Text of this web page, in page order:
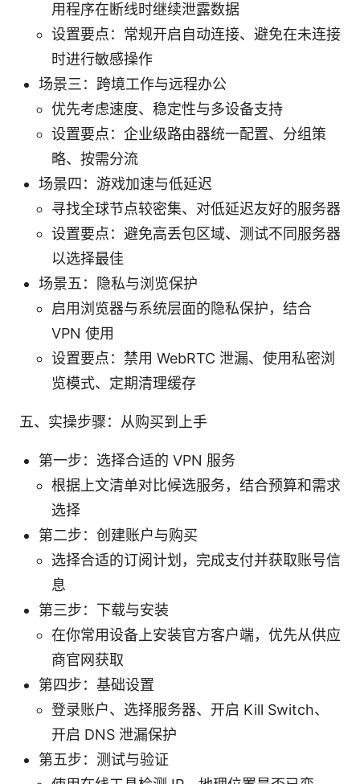
用程序在断线时继续泄露数据
设置要点：常规开启自动连接、避免在未连接
时进行敏感操作
场景三：跨境工作与远程办公
优先考虑速度、稳定性与多设备支持
设置要点：企业级路由器统一配置、分组策
略、按需分流
场景四：游戏加速与低延迟
寻找全球节点较密集、对低延迟友好的服务器
设置要点：避免高丢包区域、测试不同服务器
以选择最佳
场景五：隐私与浏览保护
启用浏览器与系统层面的隐私保护，结合
VPN 使用
设置要点：禁用 WebRTC 泄漏、使用私密浏
览模式、定期清理缓存
五、实操步骤：从购买到上手
第一步：选择合适的 VPN 服务
根据上文清单对比候选服务，结合预算和需求
选择
第二步：创建账户与购买
选择合适的订阅计划，完成支付并获取账号信
息
第三步：下载与安装
在你常用设备上安装官方客户端，优先从供应
商官网获取
第四步：基础设置
登录账户、选择服务器、开启 Kill Switch、
开启 DNS 泄漏保护
第五步：测试与验证